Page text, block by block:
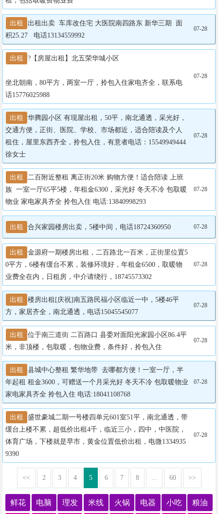
出租
出租出卖  车库改住宅 大医院南四路东 新华三期  面
积25.27   电话13134559992
07-28
出租 ?【房屋出租】北五荣华城小区
坐北朝南，80平方，两室一厅，拎包入住家电齐全，联系电
话15776025988
07-28
出租
华腾园小区 有现屋出租，50平，南北通透，采光好，
交通方便，正街、医院、学校、市场都近，适合陪读及个人
租住，屋里东西齐全，拎包入住，有意者电话：15549949444
徐女士
07-28
出租
二百附近整租 离正街20米 购物方便！适合陪读 上班
族  一室一厅65平5楼，年租金6300，采光好 冬天不冷 包取暖
物业 家电家具齐全 拎包入住 电话:13840998293
07-28
出租 合兴家园楼房出卖，5楼中间，电话18724360950 07-28
出租
金源府一期楼房出租，二百路北一百米，正街里位置5
0平方，6楼有缓台不累，装修环境好，年租金6500，取暖物
业费全在内，日租房，中介请绕行，18745573302
07-28
出租
楼房出租[庆祝]南五路民福小区临近一中，5楼46平
方，家居齐全，南北通透，电话15045545077
07-28
出租
位于南三道街 二百路口 县委对面阳光家园小区86.4平
米，非顶楼，包取暖，包物业费，条件好，拎包入住
07-28
出租
县城中心整租 繁华地带  去哪都方便！一室一厅，半
年起租 租金3600，可赠送一个月采光好 冬天不冷 包取暖物业
家电家具齐全 拎包入住 电话:18041108768
07-28
出租
盛世豪城二期一号楼四单元601室51平，南北通透，带
缓台上楼不累，超低价出租4千，临近三小，四中，中医院，
体育广场，下楼就是早市，黄金位置低价出租，电微1334935
9390
07-28
<< 2 3 4 5 6 7 8 60 >>
鲜花 电脑 理发 米线 火锅 电器 小吃 粮油